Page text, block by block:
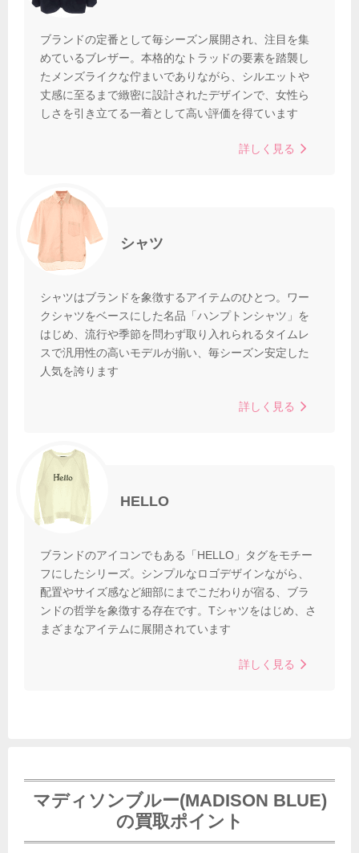
ブランドの定番として毎シーズン展開され、注目を集
めているブレザー。本格的なトラッドの要素を踏襲し
たメンズライクな佇まいでありながら、シルエットや
丈感に至るまで緻密に設計されたデザインで、女性ら
しさを引き立てる一着として高い評価を得ています
詳しく見る
シャツ
シャツはブランドを象徴するアイテムのひとつ。ワー
クシャツをベースにした名品「ハンプトンシャツ」を
はじめ、流行や季節を問わず取り入れられるタイムレ
スで汎用性の高いモデルが揃い、毎シーズン安定した
人気を誇ります
詳しく見る
HELLO
ブランドのアイコンでもある「HELLO」タグをモチー
フにしたシリーズ。シンプルなロゴデザインながら、
配置やサイズ感など細部にまでこだわりが宿る、ブラ
ンドの哲学を象徴する存在です。Tシャツをはじめ、さ
まざまなアイテムに展開されています
詳しく見る
マディソンブルー(MADISON BLUE)
の買取ポイント